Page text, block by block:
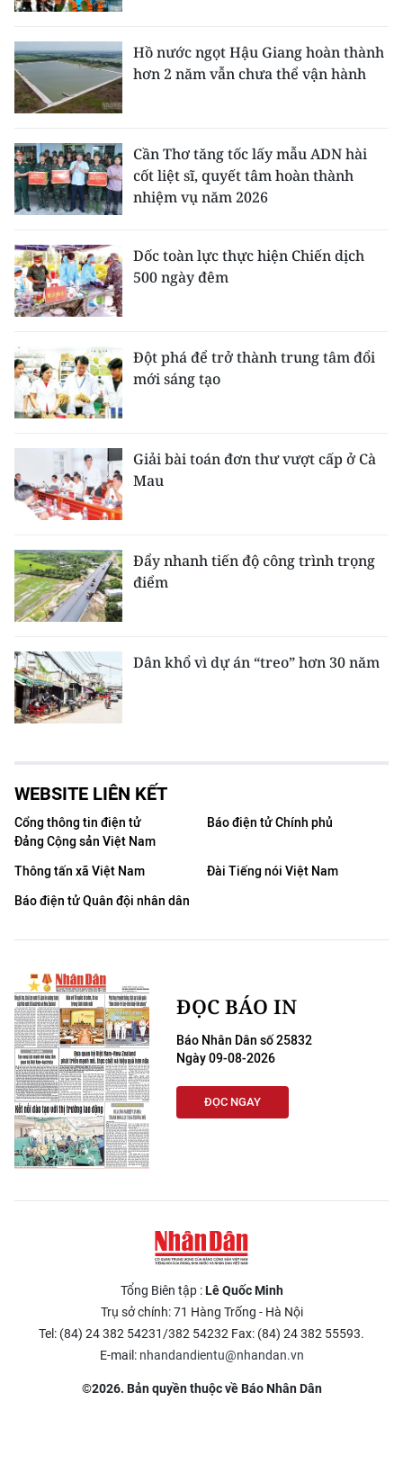
Hồ nước ngọt Hậu Giang hoàn thành
hơn 2 năm vẫn chưa thể vận hành
Cần Thơ tăng tốc lấy mẫu ADN hài
cốt liệt sĩ, quyết tâm hoàn thành
nhiệm vụ năm 2026
Dốc toàn lực thực hiện Chiến dịch
500 ngày đêm
Đột phá để trở thành trung tâm đổi
mới sáng tạo
Giải bài toán đơn thư vượt cấp ở Cà
Mau
Đẩy nhanh tiến độ công trình trọng
điểm
Dân khổ vì dự án “treo” hơn 30 năm
WEBSITE LIÊN KẾT
Cổng thông tin điện tử
Đảng Cộng sản Việt Nam
Báo điện tử Chính phủ
Thông tấn xã Việt Nam
Đài Tiếng nói Việt Nam
Báo điện tử Quân đội nhân dân
ĐỌC BÁO IN
Báo Nhân Dân số 25832
Ngày 09-08-2026
ĐỌC NGAY
Tổng Biên tập :Lê Quốc Minh
Trụ sở chính: 71 Hàng Trống - Hà Nội
Tel: (84) 24 382 54231/382 54232 Fax: (84) 24 382 55593.
E-mail: nhandandientu@nhandan.vn
©2026. Bản quyền thuộc về Báo Nhân Dân